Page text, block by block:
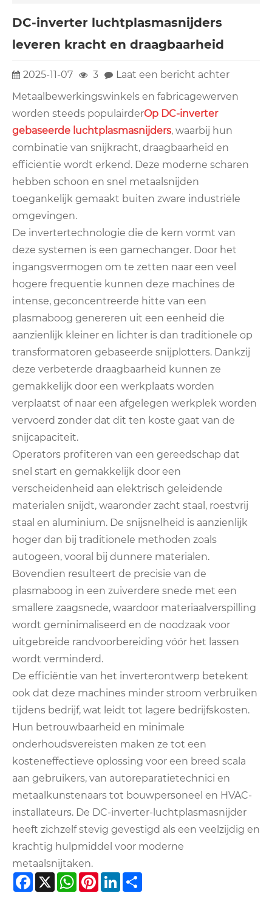
DC-inverter luchtplasmasnijders
leveren kracht en draagbaarheid
2025-11-07 3
Laat een bericht achter
Metaalbewerkingswinkels en fabricagewerven
worden steeds populairderOp DC-inverter
gebaseerde luchtplasmasnijders, waarbij hun
combinatie van snijkracht, draagbaarheid en
efficiëntie wordt erkend. Deze moderne scharen
hebben schoon en snel metaalsnijden
toegankelijk gemaakt buiten zware industriële
omgevingen.
De invertertechnologie die de kern vormt van
deze systemen is een gamechanger. Door het
ingangsvermogen om te zetten naar een veel
hogere frequentie kunnen deze machines de
intense, geconcentreerde hitte van een
plasmaboog genereren uit een eenheid die
aanzienlijk kleiner en lichter is dan traditionele op
transformatoren gebaseerde snijplotters. Dankzij
deze verbeterde draagbaarheid kunnen ze
gemakkelijk door een werkplaats worden
verplaatst of naar een afgelegen werkplek worden
vervoerd zonder dat dit ten koste gaat van de
snijcapaciteit.
Operators profiteren van een gereedschap dat
snel start en gemakkelijk door een
verscheidenheid aan elektrisch geleidende
materialen snijdt, waaronder zacht staal, roestvrij
staal en aluminium. De snijsnelheid is aanzienlijk
hoger dan bij traditionele methoden zoals
autogeen, vooral bij dunnere materialen.
Bovendien resulteert de precisie van de
plasmaboog in een zuiverdere snede met een
smallere zaagsnede, waardoor materiaalverspilling
wordt geminimaliseerd en de noodzaak voor
uitgebreide randvoorbereiding vóór het lassen
wordt verminderd.
De efficiëntie van het inverterontwerp betekent
ook dat deze machines minder stroom verbruiken
tijdens bedrijf, wat leidt tot lagere bedrijfskosten.
Hun betrouwbaarheid en minimale
onderhoudsvereisten maken ze tot een
kosteneffectieve oplossing voor een breed scala
aan gebruikers, van autoreparatietechnici en
metaalkunstenaars tot bouwpersoneel en HVAC-
installateurs. De DC-inverter-luchtplasmasnijder
heeft zichzelf stevig gevestigd als een veelzijdig en
krachtig hulpmiddel voor moderne
metaalsnijtaken.
Facebook
X WhatsApp
PinterestLinkedIn